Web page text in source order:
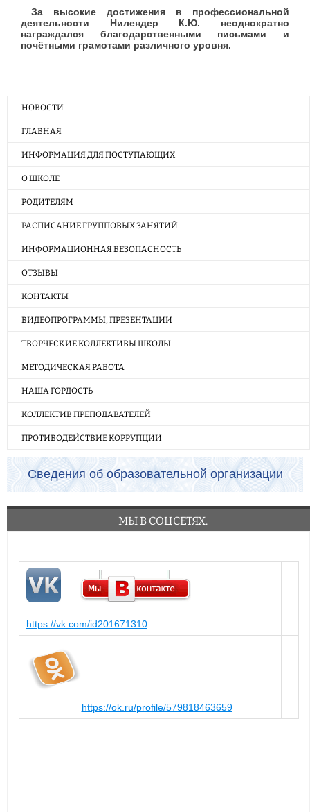
За высокие достижения в профессиональной
деятельности Нилендер К.Ю. неоднократно
награждался благодарственными письмами и
почётными грамотами различного уровня.
НОВОСТИ
ГЛАВНАЯ
ИНФОРМАЦИЯ ДЛЯ ПОСТУПАЮЩИХ
О ШКОЛЕ
РОДИТЕЛЯМ
РАСПИСАНИЕ ГРУППОВЫХ ЗАНЯТИЙ
ИНФОРМАЦИОННАЯ БЕЗОПАСНОСТЬ
ОТЗЫВЫ
КОНТАКТЫ
ВИДЕОПРОГРАММЫ, ПРЕЗЕНТАЦИИ
ТВОРЧЕСКИЕ КОЛЛЕКТИВЫ ШКОЛЫ
МЕТОДИЧЕСКАЯ РАБОТА
НАША ГОРДОСТЬ
КОЛЛЕКТИВ ПРЕПОДАВАТЕЛЕЙ
ПРОТИВОДЕЙСТВИЕ КОРРУПЦИИ
Сведения об образовательной организации
МЫ В СОЦСЕТЯХ.
https://vk.com/id201671310
https://ok.ru/profile/579818463659